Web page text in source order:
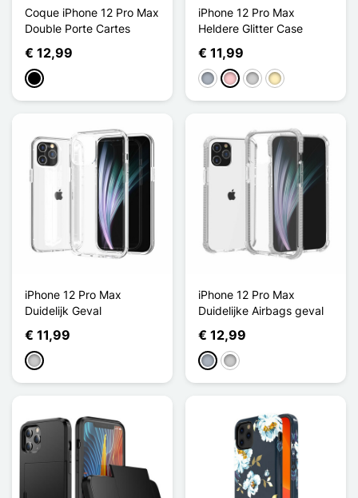
Coque iPhone 12 Pro Max
Double Porte Cartes
€ 12,99
Zwart
iPhone 12 Pro Max
Heldere Glitter Case
€ 11,99
GrijsRozeZilverGolden
iPhone 12 Pro Max
Duidelijk Geval
€ 11,99
Transparant
iPhone 12 Pro Max
Duidelijke Airbags geval
€ 12,99
GrijsTransparant